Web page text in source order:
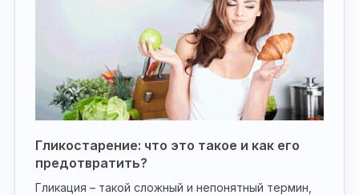
Гликостарение: что это такое и как его
предотвратить?
Гликация – такой сложный и непонятный термин,